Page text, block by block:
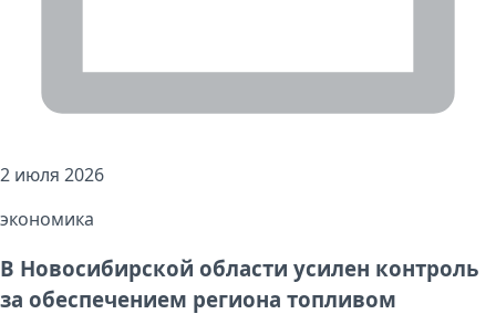
2 июля 2026
экономика
В Новосибирской области усилен контроль
за обеспечением региона топливом